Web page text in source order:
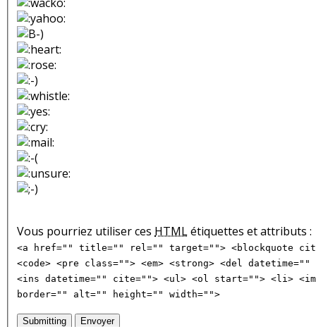
Vous pourriez utiliser ces HTMLétiquettes et attributs :
<a href="" title="" rel="" target=""> <blockquote
<code> <pre class=""> <em> <strong> <del
<ins datetime="" cite=""> <ul> <ol start=""> <li>
border="" alt="" height="" width="">
Submitting Envoyer